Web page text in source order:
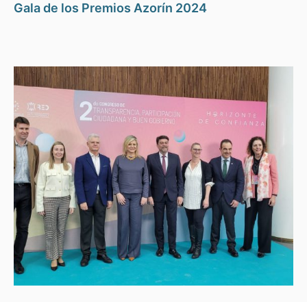
Gala de los Premios Azorín 2024